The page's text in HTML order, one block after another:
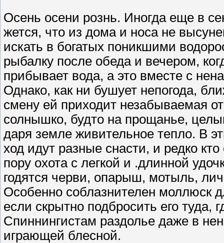
Осень осени рознь. Иногда еще в
жется, что из дома и носа не
искать в богатых поникшими
рыбалку после обеда и вечером,
прибывает вода, а это вместе с
Однако, как ни бушует непогода,
смену ей приходит незабываемая
солныш­ко, будто на прощанье,
даря земле живи­тельное тепло. В
ход идут разные снасти, и редко
пору охота с легкой и .длинной
годятся черви, опарыш, мотыль,
Особенно соблазнителен моллюск
если скрыт­но подбросить его туда,
Спиннингистам раздолье даже в
играющей блесной.